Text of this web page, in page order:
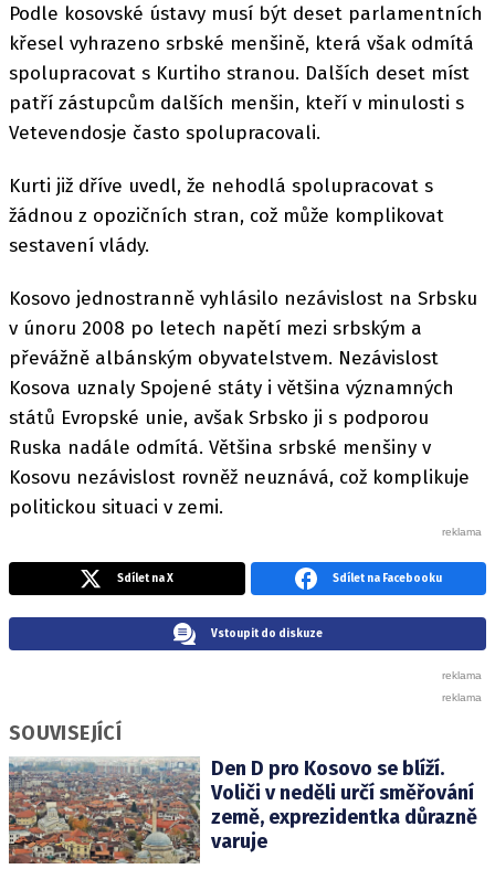
Podle kosovské ústavy musí být deset parlamentních
křesel vyhrazeno srbské menšině, která však odmítá
spolupracovat s Kurtiho stranou. Dalších deset míst
patří zástupcům dalších menšin, kteří v minulosti s
Vetevendosje často spolupracovali.
Kurti již dříve uvedl, že nehodlá spolupracovat s
žádnou z opozičních stran, což může komplikovat
sestavení vlády.
Kosovo jednostranně vyhlásilo nezávislost na Srbsku
v únoru 2008 po letech napětí mezi srbským a
převážně albánským obyvatelstvem. Nezávislost
Kosova uznaly Spojené státy i většina významných
států Evropské unie, avšak Srbsko ji s podporou
Ruska nadále odmítá. Většina srbské menšiny v
Kosovu nezávislost rovněž neuznává, což komplikuje
politickou situaci v zemi.
Sdílet na X Sdílet na Facebooku
Vstoupit do diskuze
SOUVISEJÍCÍ
Den D pro Kosovo se blíží.
Voliči v neděli určí směřování
země, exprezidentka důrazně
varuje